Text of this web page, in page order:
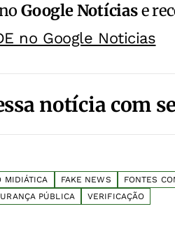
Google Notíciase
no Google Noticias
notícia com
MIDIÁTICA FAKE NEWS FONTES
PÚBLICA VERIFICAÇÃO